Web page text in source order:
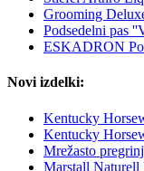
Grooming
Podsedelni pas
ESKADRON
Novi izdelki:
Kentucky
Kentucky
Mrežasto
Marstall Naturell